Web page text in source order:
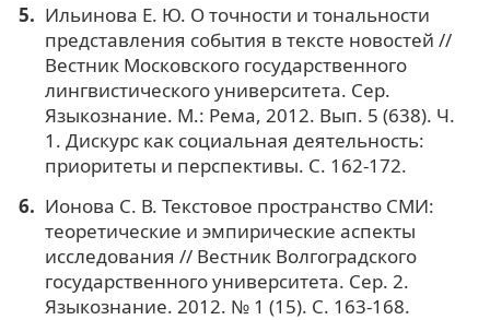
Ильинова Е. Ю. О точности и тональности
представления события в тексте новостей //
Вестник Московского государственного
лингвистического университета. Сер.
Языкознание. М.: Рема, 2012. Вып. 5 (638). Ч.
1. Дискурс как социальная деятельность:
приоритеты и перспективы. С. 162-172.
Ионова С. В. Текстовое пространство СМИ:
теоретические и эмпирические аспекты
исследования // Вестник Волгоградского
государственного университета. Сер. 2.
Языкознание. 2012. № 1 (15). С. 163-168.